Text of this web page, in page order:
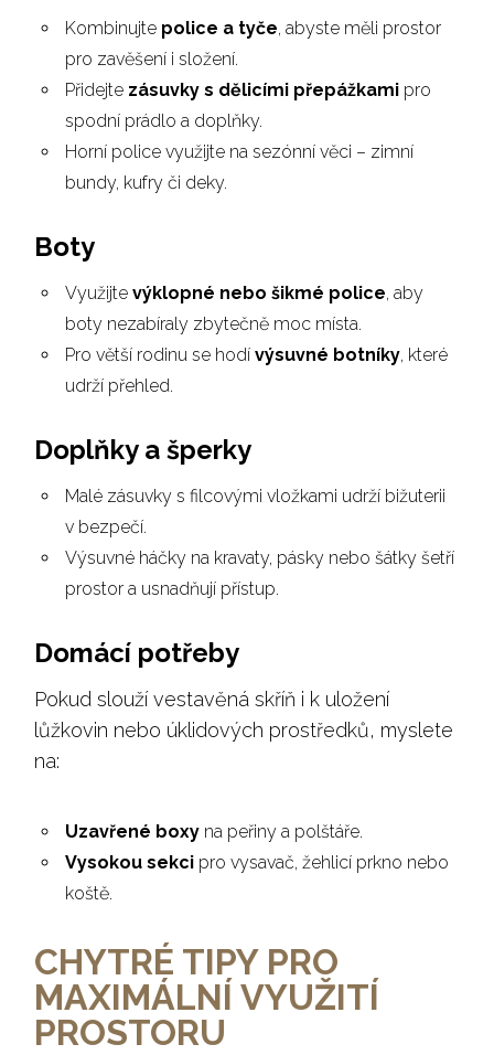
Kombinujte police a tyče, abyste měli prostor
pro zavěšení i složení.
Přidejte zásuvky s dělicími přepážkami pro
spodní prádlo a doplňky.
Horní police využijte na sezónní věci – zimní
bundy, kufry či deky.
Boty
Využijte výklopné nebo šikmé police, aby
boty nezabíraly zbytečně moc místa.
Pro větší rodinu se hodí výsuvné botníky, které
udrží přehled.
Doplňky a šperky
Malé zásuvky s filcovými vložkami udrží bižuterii
v bezpečí.
Výsuvné háčky na kravaty, pásky nebo šátky šetří
prostor a usnadňují přístup.
Domácí potřeby
Pokud slouží vestavěná skříň i k uložení
lůžkovin nebo úklidových prostředků, myslete
na:
Uzavřené boxy na peřiny a polštáře.
Vysokou sekci pro vysavač, žehlicí prkno nebo
koště.
CHYTRÉ TIPY PRO
MAXIMÁLNÍ VYUŽITÍ
PROSTORU